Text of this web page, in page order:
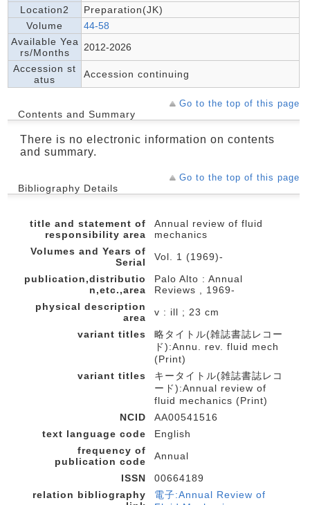
Location2
Preparation(JK)
Volume
44-58
Available Yea
rs/Months
2012-2026
Accession st
atus
Accession continuing
Go to the top of this page
Contents and Summary
There is no electronic information on contents
and summary.
Go to the top of this page
Bibliography Details
title and statement of
responsibility area
Annual review of fluid
mechanics
Volumes and Years of
Serial
Vol. 1 (1969)-
publication,distributio
n,etc.,area
Palo Alto : Annual
Reviews , 1969-
physical description
area
v : ill ; 23 cm
variant titles
略タイトル(雑誌書誌レコー
ド):Annu. rev. fluid mech
(Print)
variant titles
キータイトル(雑誌書誌レコ
ード):Annual review of
fluid mechanics (Print)
NCID
AA00541516
text language code
English
frequency of
publication code
Annual
ISSN
00664189
relation bibliography
電子:Annual Review of